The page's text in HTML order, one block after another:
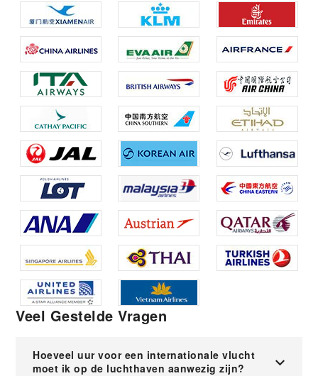
Veel Gestelde Vragen
Hoeveel uur voor een internationale vlucht
moet ik op de luchthaven aanwezig zijn?